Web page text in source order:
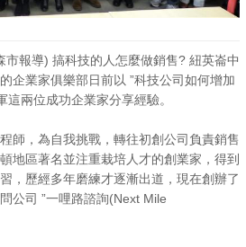
報導) 搞科技的人怎麼做銷售? 紐英崙中
企業家俱樂部日前以 ”科技公司如何增加
兩位成功企業家分享經驗。
師，為自我挑戰，轉往初創公司負責銷售
地區著名並注重栽培人才的創業家，得到
，歷經多年磨練才逐漸出道，現在創辦了
公司 ”一哩路諮詢(Next Mile